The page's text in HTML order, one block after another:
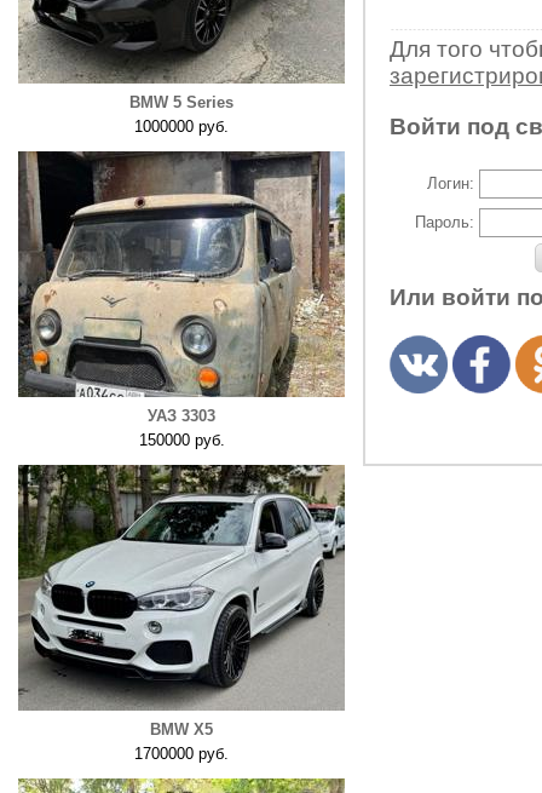
BMW 5 Series
1000000 руб.
УАЗ 3303
150000 руб.
BMW X5
1700000 руб.
Для того
Войти под
Логин:
Пароль:
Или войти